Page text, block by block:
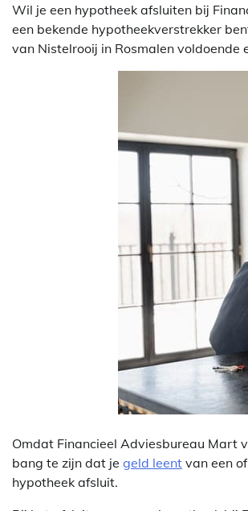
Wil je een hypotheek afsluiten bij
een bekende hypotheekverstrekker
van Nistelrooij in Rosmalen
Omdat Financieel Adviesbureau Mart
bang te zijn dat je geld leent van een
hypotheek afsluit.